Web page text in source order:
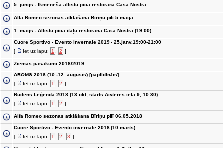
5. jūnijs - Ikmēneša alfistu pica restorānā Casa Nostra
Alfa Romeo sezonas atklāšana Bīriņu pilī 5.maijā
1. maijs - Alfistu pica itāļu restorānā Casa Nostra (19:00)
Cuore Sportivo - Evento invernale 2019 - 25.janv.19:00-21:00
[
Iet uz lapu: 1 2 ]
Ziemas pasākumi 2018/2019
AROMS 2018 (10.-12. augusts) [papildināts]
[
Iet uz lapu: 1 2 ]
Rudens Leģenda 2018 (13.okt, starts Aisteres ielā 9, 10:30)
[
Iet uz lapu: 1 2 ]
Alfa Romeo sezonas atklāšana Bīriņu pilī 06.05.2018
Cuore Sportivo - Evento invernale 2018 (10.marts)
[
Iet uz lapu: 1 2 3 ]